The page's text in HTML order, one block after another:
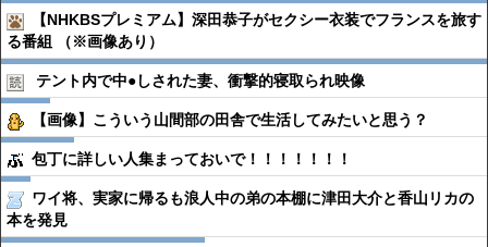
【NHKBSプレミアム】深田恭子がセクシー衣装でフランスを旅す
る番組 （※画像あり）
テント内で中●︎しされた妻、衝撃的寝取られ映像
【画像】こういう山間部の田舎で生活してみたいと思う？
包丁に詳しい人集まっておいで！！！！！！！
ワイ将、実家に帰るも浪人中の弟の本棚に津田大介と香山リカの
本を発見